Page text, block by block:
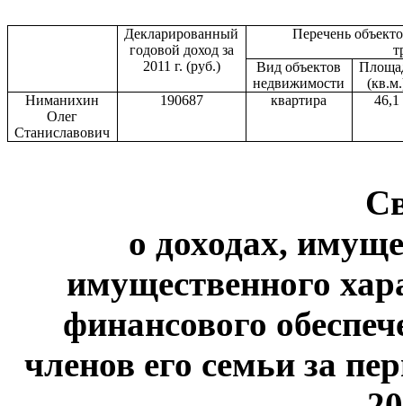
Декларированный
годовой доход за
2011 г. (руб.)
Перечень
Вид объектов
недвижимости
Ниманихин
Олег
Станиславович
190687 квартира 46,1
о доходах,
имущественного
финансового
членов его семьи за